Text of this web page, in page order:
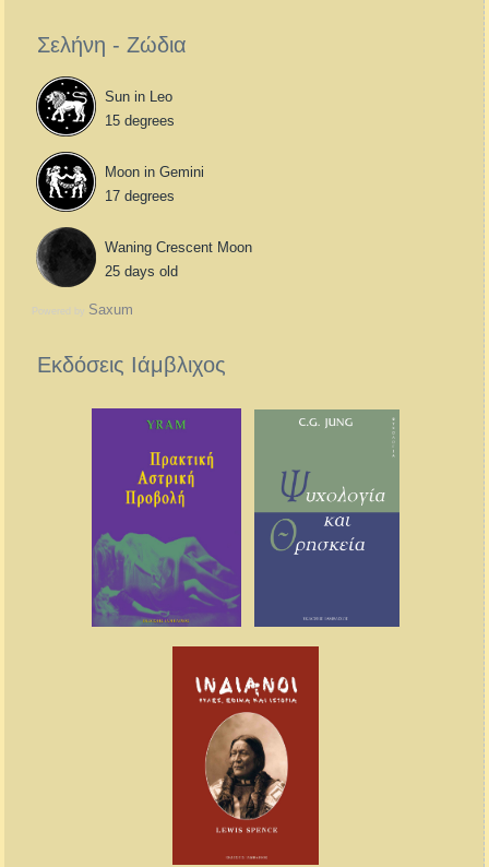
Σελήνη - Ζώδια
Sun in Leo
15 degrees
Moon in Gemini
17 degrees
Waning Crescent Moon
25 days old
Powered by Saxum
Εκδόσεις Ιάμβλιχος